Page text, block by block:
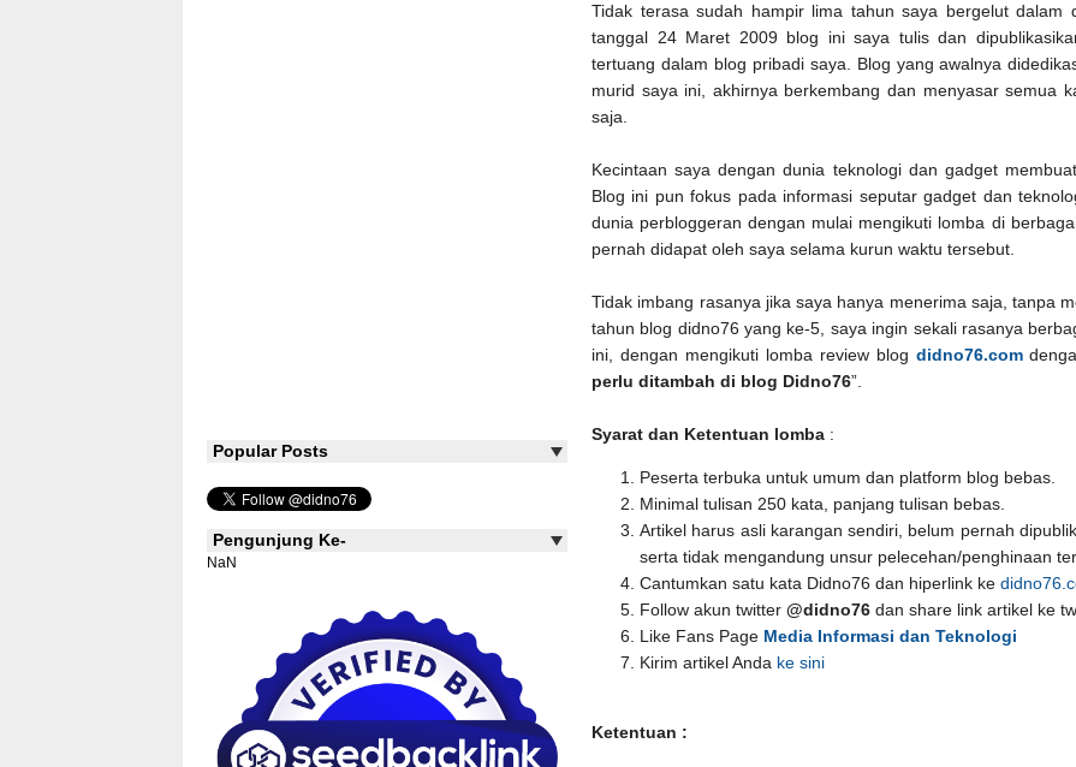
Tidak terasa sudah hampir lima tahun saya bergelut dalam
tanggal 24 Maret 2009 blog ini saya tulis dan
tertuang dalam blog pribadi saya. Blog yang awalnya
murid saya ini, akhirnya berkembang dan menyasar semua
saja.
Kecintaan saya dengan dunia teknologi dan gadget
Blog ini pun fokus pada informasi seputar gadget dan
dunia perbloggeran dengan mulai mengikuti lomba di
pernah didapat oleh saya selama kurun waktu tersebut.
Tidak imbang rasanya jika saya hanya menerima saja, tanpa
tahun blog didno76 yang ke-5, saya ingin sekali rasanya
ini, dengan mengikuti lomba review blog didno76.com
perlu ditambah di blog Didno76”.
Syarat dan Ketentuan lomba :
Peserta terbuka untuk umum dan platform blog bebas.
Minimal tulisan 250 kata, panjang tulisan bebas.
Artikel harus asli karangan sendiri, belum pernah
serta tidak mengandung unsur pelecehan/penghinaan
Cantumkan satu kata Didno76 dan hiperlink ke
Follow akun twitter @didno76 dan share link artikel ke
Like Fans Page Media Informasi dan Teknologi
Kirim artikel Anda ke sini
Ketentuan :
Popular Posts
Pengunjung Ke-
NaN